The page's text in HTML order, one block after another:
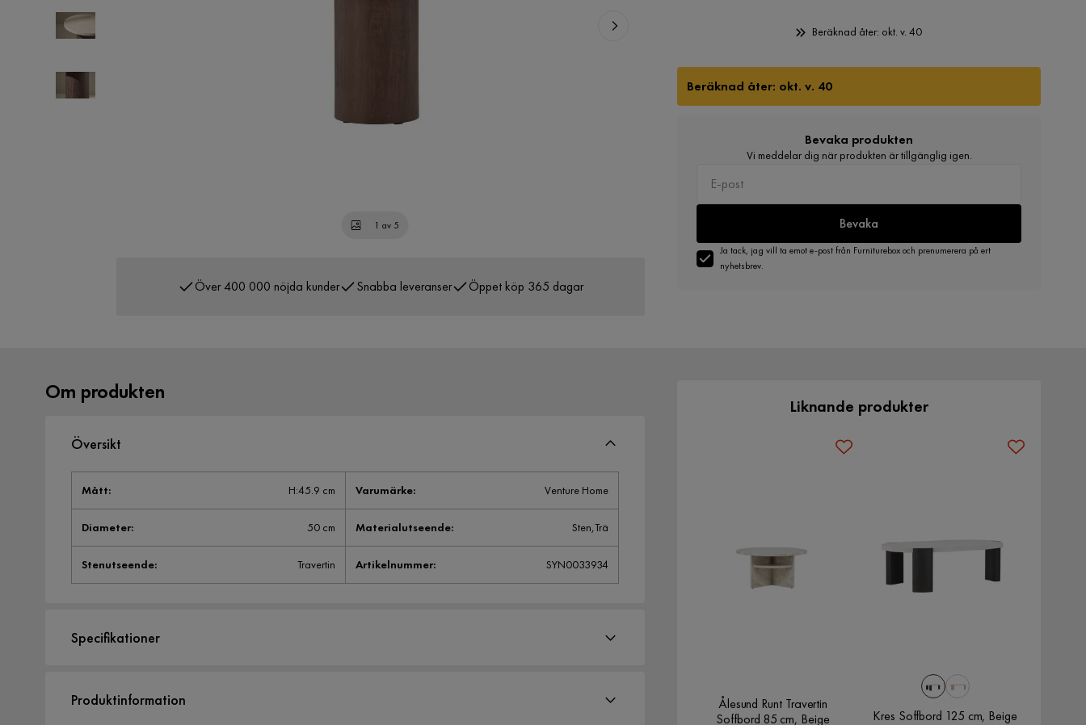
1 av 5
Över 400 000 nöjda kunder Snabba leveranser Öppet köp 365 dagar
Beräknad åter: okt. v. 40
Beräknad åter: okt. v. 40
Bevaka produkten
Vi meddelar dig när produkten är tillgänglig igen.
Bevaka
Ja tack, jag vill ta emot e-post från Furniturebox och prenumerera på ert
nyhetsbrev.
Om produkten
Översikt
Mått: H:45.9 cm Varumärke: Venture Home
Diameter: 50 cm Materialutseende: Sten,Trä
Stenutseende: Travertin Artikelnummer: SYN0033934
Specifikationer
Storlek
Produktinformation
Liknande produkter
Ålesund Runt Travertin
Soffbord 85 cm, Beige
Kres Soffbord 125 cm, Beige